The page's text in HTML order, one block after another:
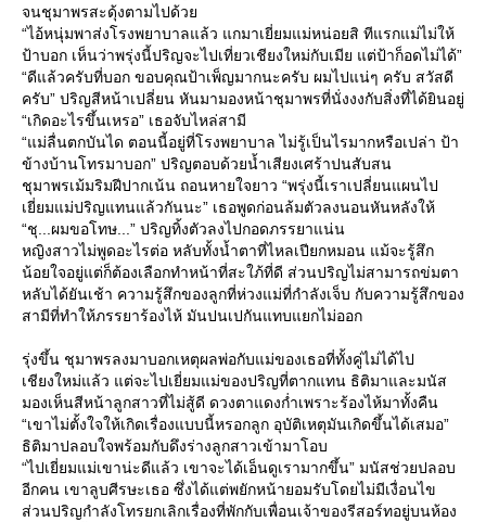
จนชุมาพรสะดุ้งตามไปด้ว
“ไอ้หนุ่มพาส่งโรงพยาบาลแล้ว แกมาเยี่ยมแม่หน่อยสิ ทีแรกแม่ไม่ให้
ป้าบอก เห็นว่าพรุ่งนี้ปริญจะไปเที่ยวเชียงใหม่กับเมีย แต่ป้าก็อดไม่ได้”
“ดีแล้วครับที่บอก ขอบคุณป้าเพ็ญมากนะครับ ผมไปแน่ๆ ครับ สวัสดี
ครับ” ปริญสีหน้าเปลี่ยน หันมามองหน้าชุมาพรที่นั่งงงกับสิ่งที่ได้ยินอยู่
“เกิดอะไรขึ้นเหรอ” เธอจับไหล่สามี
“แม่ลื่นตกบันได ตอนนี้อยู่ที่โรงพยาบาล ไม่รู้เป็นไรมากหรือเปล่า ป้า
ข้างบ้านโทรมาบอก” ปริญตอบด้วยน้ำเสียงเศร้าปนสับสน
ชุมาพรเม้มริมฝีปากเน้น ถอนหายใจยาว “พรุ่งนี้เราเปลี่ยนแผนไป
เยี่ยมแม่ปริญแทนแล้วกันนะ” เธอพูดก่อนล้มตัวลงนอนหันหลังให้
“ชุ...ผมขอโทษ...” ปริญทิ้งตัวลงไปกอดภรรยาแน่น
หญิงสาวไม่พูดอะไรต่อ หลับทั้งน้ำตาที่ไหลเปียกหมอน แม้จะรู้สึก
น้อยใจอยู่แต่ก็ต้องเลือกทำหน้าที่สะใภ้ที่ดี ส่วนปริญไม่สามารถข่มตา
หลับได้ยันเช้า ความรู้สึกของลูกที่ห่วงแม่ที่กำลังเจ็บ กับความรู้สึกของ
สามีที่ทำให้ภรรยาร้องไห้ มันปนเปกันแทบแยกไม่ออก
รุ่งขึ้น ชุมาพรลงมาบอกเหตุผลพ่อกับแม่ของเธอที่ทั้งคู่ไม่ได้ไป
เชียงใหม่แล้ว แต่จะไปเยี่ยมแม่ของปริญที่ตากแทน ธิติมาและมนัส
มองเห็นสีหน้าลูกสาวที่ไม่สู้ดี ดวงตาแดงก่ำเพราะร้องไห้มาทั้งคืน
“เขาไม่ตั้งใจให้เกิดเรื่องแบบนี้หรอกลูก อุบัติเหตุมันเกิดขึ้นได้เสมอ”
ธิติมาปลอบใจพร้อมกับดึงร่างลูกสาวเข้ามาโอบ
“ไปเยี่ยมแม่เขาน่ะดีแล้ว เขาจะได้เอ็นดูเรามากขึ้น” มนัสช่วยปลอบ
อีกคน เขาลูบศีรษะเธอ ซึ่งได้แต่พยักหน้ายอมรับโดยไม่มีเงื่อนไข
ส่วนปริญกำลังโทรยกเลิกเรื่องที่พักกับเพื่อนเจ้าของรีสอร์ทอยู่บนห้อง